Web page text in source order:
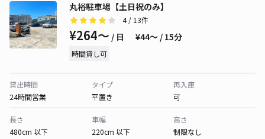
丸裕駐車場【土日祝のみ】
4/ 13件
¥264〜 / 日 ¥44〜 / 15分
時間貸し可
貸出時間
24時間営業
タイプ
平置き
再入庫
可
長さ
480cm 以下
車幅
220cm 以下
高さ
制限なし